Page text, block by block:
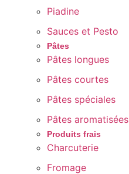
Piadine
Sauces et Pesto
Pâtes
Pâtes longues
Pâtes courtes
Pâtes spéciales
Pâtes aromatisées
Produits frais
Charcuterie
Fromage